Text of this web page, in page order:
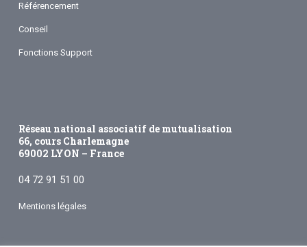
Référencement
Conseil
Fonctions Support
Réseau national associatif de mutualisation
66, cours Charlemagne
69002 LYON – France
04 72 91 51 00
Mentions légales